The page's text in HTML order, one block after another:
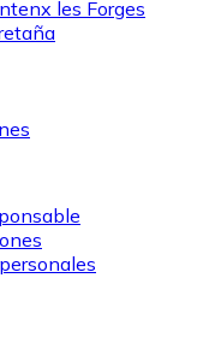
les Forges